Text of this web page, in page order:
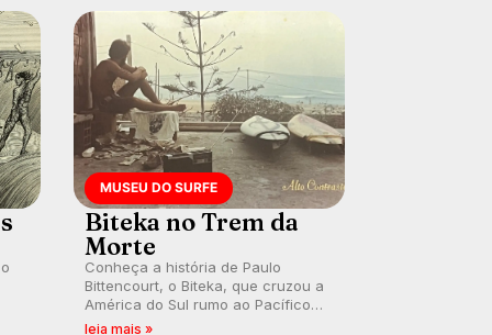
MUSEU DO SURFE
Biteka no Trem da
Morte
Conheça a história de Paulo
Bittencourt, o Biteka, que cruzou a
América do Sul rumo ao Pacífico
em uma jornada que se tornou um
leia mais »